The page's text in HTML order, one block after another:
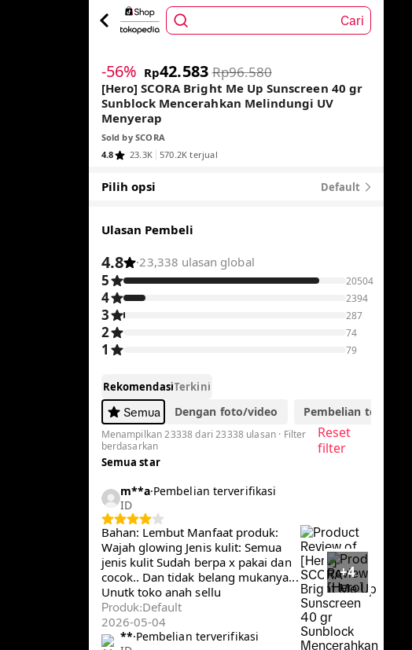
Cari
1/
-56%
Sunblock Mencerahkan Melindungi UV
Menyerap
Sold bySCORA
4.8
23.3K 570.2K terjual
Ulasan Pembeli
4.8 ·23,338 ulasan global
5 20504
4 2394
3 287
2
1 79